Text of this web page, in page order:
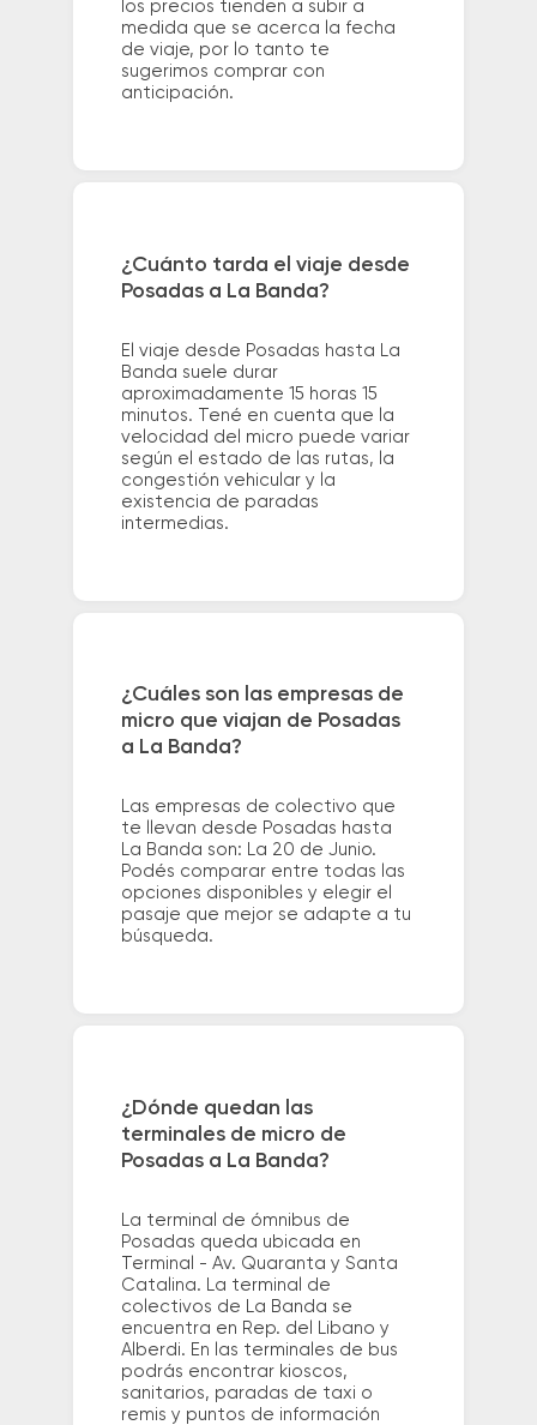
los precios tienden a subir a
medida que se acerca la fecha
de viaje, por lo tanto te
sugerimos comprar con
anticipación.
¿Cuánto tarda el viaje desde
Posadas a La Banda?
El viaje desde Posadas hasta La
Banda suele durar
aproximadamente 15 horas 15
minutos. Tené en cuenta que la
velocidad del micro puede variar
según el estado de las rutas, la
congestión vehicular y la
existencia de paradas
intermedias.
¿Cuáles son las empresas de
micro que viajan de Posadas
a La Banda?
Las empresas de colectivo que
te llevan desde Posadas hasta
La Banda son: La 20 de Junio.
Podés comparar entre todas las
opciones disponibles y elegir el
pasaje que mejor se adapte a tu
búsqueda.
¿Dónde quedan las
terminales de micro de
Posadas a La Banda?
La terminal de ómnibus de
Posadas queda ubicada en
Terminal - Av. Quaranta y Santa
Catalina. La terminal de
colectivos de La Banda se
encuentra en Rep. del Libano y
Alberdi. En las terminales de bus
podrás encontrar kioscos,
sanitarios, paradas de taxi o
remis y puntos de información